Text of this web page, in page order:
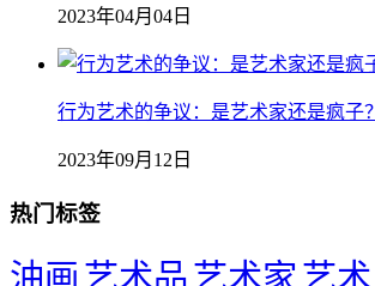
2023年04月04日
行为艺术的争议：是艺术家还是疯子？
2023年09月12日
热门标签
油画 艺术品艺术家 艺术